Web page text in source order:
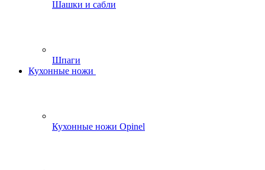
Шашки и сабли
Шпаги
Кухонные ножи
Кухонные ножи Opinel